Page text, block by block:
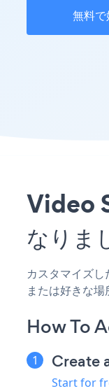
無料で
Video
なりま
カスタマイズ
または好きな場
How To
Create
Start for